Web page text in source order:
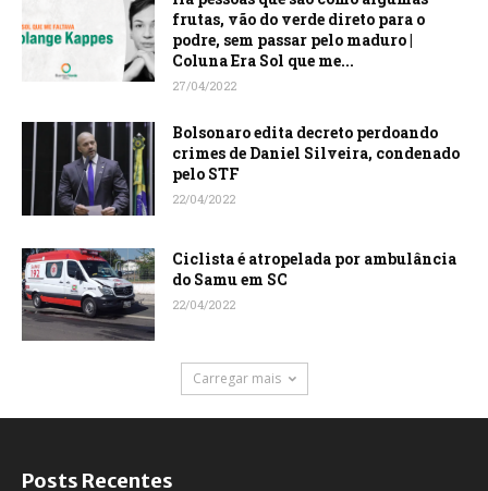
frutas, vão do verde direto para o
podre, sem passar pelo maduro |
Coluna Era Sol que me...
27/04/2022
Bolsonaro edita decreto perdoando
crimes de Daniel Silveira, condenado
pelo STF
22/04/2022
Ciclista é atropelada por ambulância
do Samu em SC
22/04/2022
Carregar mais
Posts Recentes